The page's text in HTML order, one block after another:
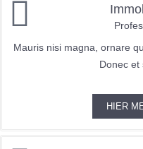
Mauris nisi magna, ornare
Donec et
HIER